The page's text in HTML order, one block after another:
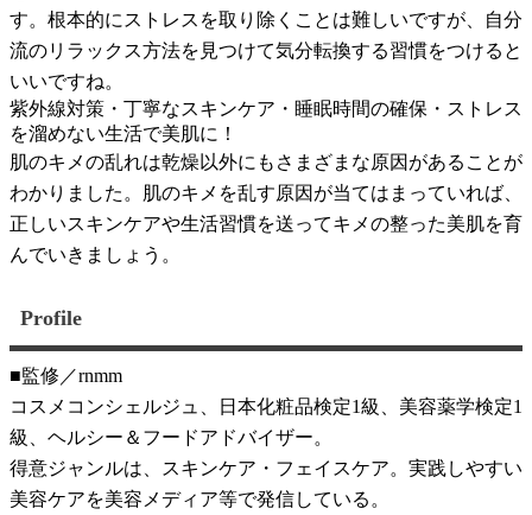
す。根本的にストレスを取り除くことは難しいですが、自分
流のリラックス方法を見つけて気分転換する習慣をつけると
いいですね。
紫外線対策・丁寧なスキンケア・睡眠時間の確保・ストレス
を溜めない生活で美肌に！
肌のキメの乱れは乾燥以外にもさまざまな原因があることが
わかりました。肌のキメを乱す原因が当てはまっていれば、
正しいスキンケアや生活習慣を送ってキメの整った美肌を育
んでいきましょう。
Profile
■監修／rnmm
コスメコンシェルジュ、日本化粧品検定1級、美容薬学検定1
級、ヘルシー＆フードアドバイザー。
得意ジャンルは、スキンケア・フェイスケア。実践しやすい
美容ケアを美容メディア等で発信している。